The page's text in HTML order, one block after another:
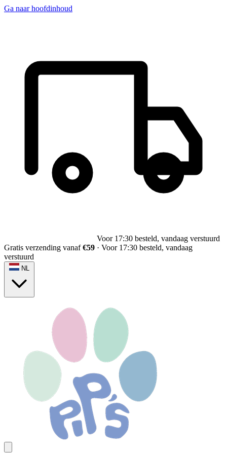
Ga naar hoofdinhoud
Voor 17:30 besteld, vandaag verstuurd
Gratis verzending vanaf€59 · Voor 17:30 besteld, vandaag
verstuurd
NL